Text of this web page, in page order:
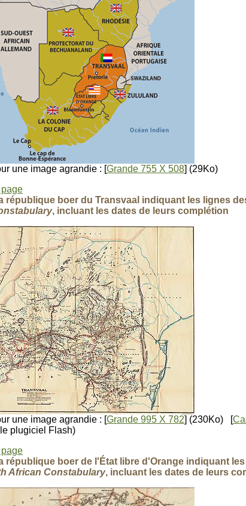
une image agrandie : [Grande 755 X 508] (29Ko)
république boer du Transvaal indiquant les lignes
, incluant les dates de leurs complétion
une image agrandie : [Grande 995 X 782] (230Ko) [
plugiciel Flash)
république boer de l'État libre d'Orange indiquant
African Constabulary, incluant les dates de leurs